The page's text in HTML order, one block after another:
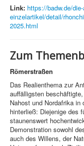
Link: https://badw.de/
einzelartikel/detail/
2025.html
Zum
Römerstraßen
Das Realienthema zur
auffälligsten
Nahost und Nordafrika
hinterließ: Diejenige des
staunenswert
Demonstration sowohl
auch des Willens, der